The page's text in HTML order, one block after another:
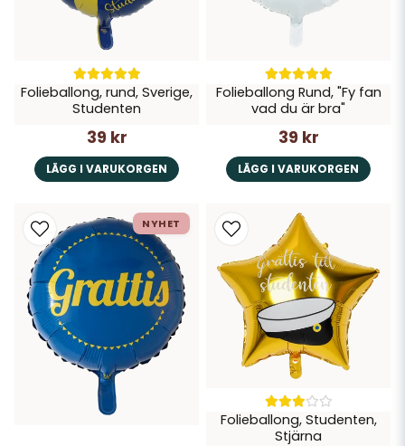
Folieballong, rund, Sverige,
Studenten
39 kr
LÄGG I VARUKORGEN
Folieballong Rund, "Fy fan
vad du är bra"
39 kr
LÄGG I VARUKORGEN
NYHET
Folieballong, Studenten,
Stjärna